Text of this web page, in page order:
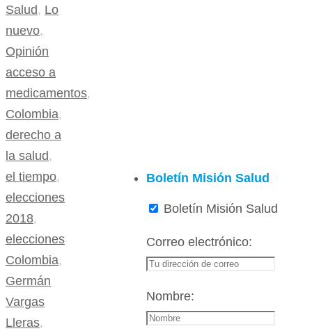
Salud , Lo
nuevo,
Opinión
acceso a
medicamentos,
Colombia,
derecho a
la salud ,
el tiempo,
elecciones
2018,
elecciones
Colombia,
Germán
Vargas
Lleras,
Boletín Misión Salud
Boletín Misión Salud
Correo electrónico:
Nombre: